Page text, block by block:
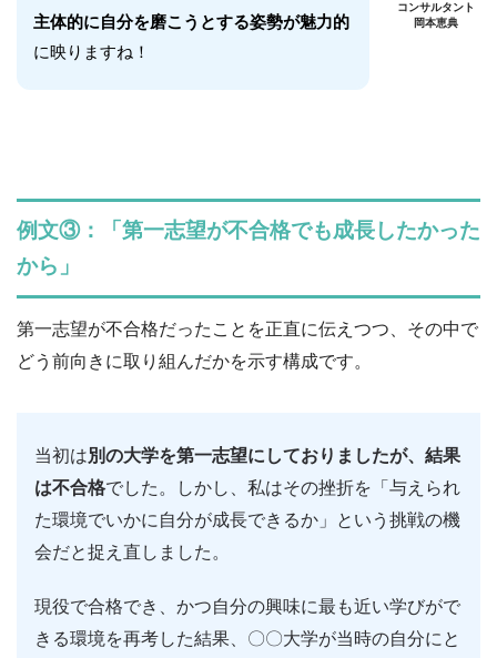
主体的に自分を磨こうとする姿勢が魅力的
に映りますね！
コンサルタント
岡本恵典
例文③：「第一志望が不合格でも成長したかった
から」
第一志望が不合格だったことを正直に伝えつつ、その中で
どう前向きに取り組んだかを示す構成です。
当初は別の大学を第一志望にしておりましたが、結果
は不合格でした。しかし、私はその挫折を「与えられ
た環境でいかに自分が成長できるか」という挑戦の機
会だと捉え直しました。
現役で合格でき、かつ自分の興味に最も近い学びがで
きる環境を再考した結果、〇〇大学が当時の自分にと